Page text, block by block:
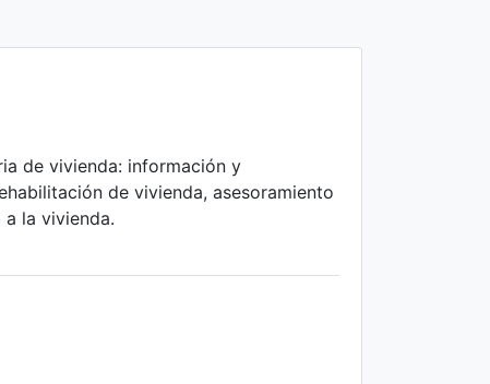
de vivienda: información y
de vivienda, asesoramiento
la vivienda.